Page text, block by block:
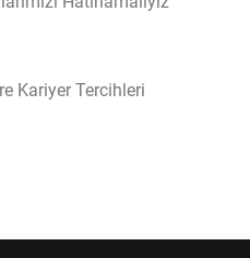
Kariyer Tercihleri